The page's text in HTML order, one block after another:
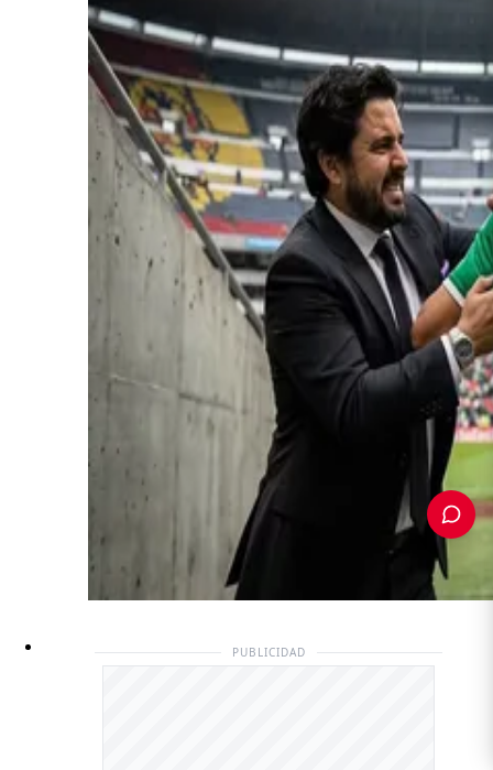
PUBLICIDAD